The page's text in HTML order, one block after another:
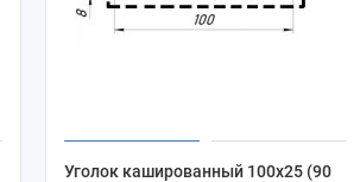
Уголок кашированный 100х25 (90